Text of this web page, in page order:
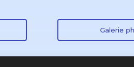
Galerie